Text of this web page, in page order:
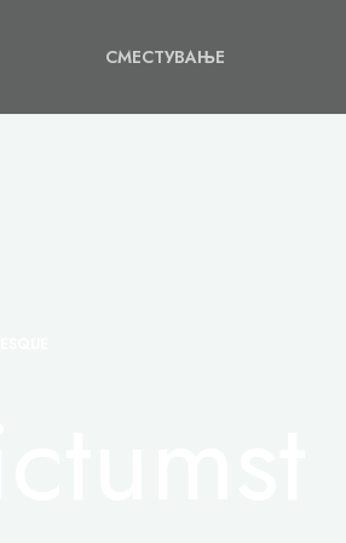
СМЕСТУВАЊЕ